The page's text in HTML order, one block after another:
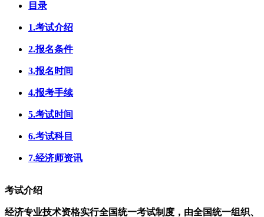
目录
1.考试介绍
2.报名条件
3.报名时间
4.报考手续
5.考试时间
6.考试科目
7.经济师资讯
考试介绍
经济专业技术资格实行全国统一考试制度，由全国统一组织、